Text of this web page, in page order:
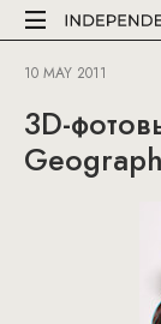
10 MAY 2011
3D-